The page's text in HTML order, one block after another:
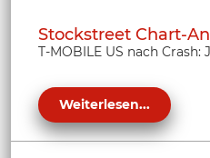
Stockstreet Chart-
T-MOBILE US nach
Weiterlesen...